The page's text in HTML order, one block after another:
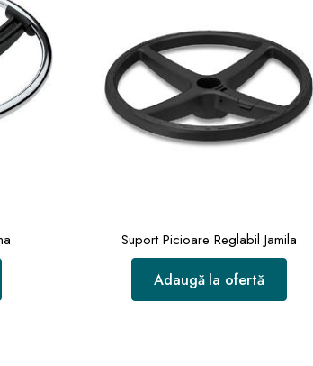
Suport Picioare Reglabil Jamila
Adaugă la ofertă